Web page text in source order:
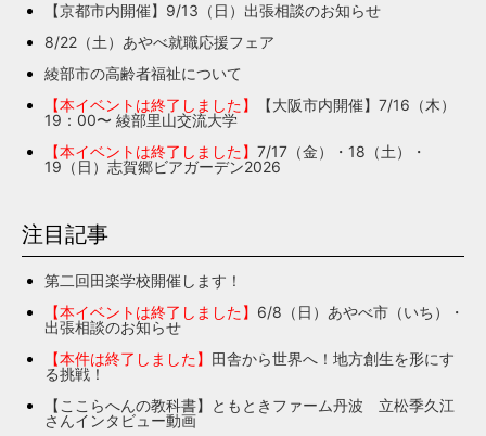
【京都市内開催】9/13（日）出張相談のお知らせ
8/22（土）あやべ就職応援フェア
綾部市の高齢者福祉について
【本イベントは終了しました】
【大阪市内開催】7/16（木）
19：00〜 綾部里山交流大学
【本イベントは終了しました】 7/17（金）・18（土）・
19（日）志賀郷ビアガーデン2026
注目記事
第二回田楽学校開催します！
【本イベントは終了しました】 6/8（日）あやべ市（いち）・
出張相談のお知らせ
【本件は終了しました】 田舎から世界へ！地方創生を形にす
る挑戦！
【ここらへんの教科書】ともときファーム丹波 立松季久江
さんインタビュー動画